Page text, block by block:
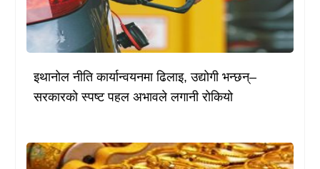
इथानोल नीति कार्यान्वयनमा ढिलाइ, उद्योगी भन्छन्–
सरकारको स्पष्ट पहल अभावले लगानी रोकियो